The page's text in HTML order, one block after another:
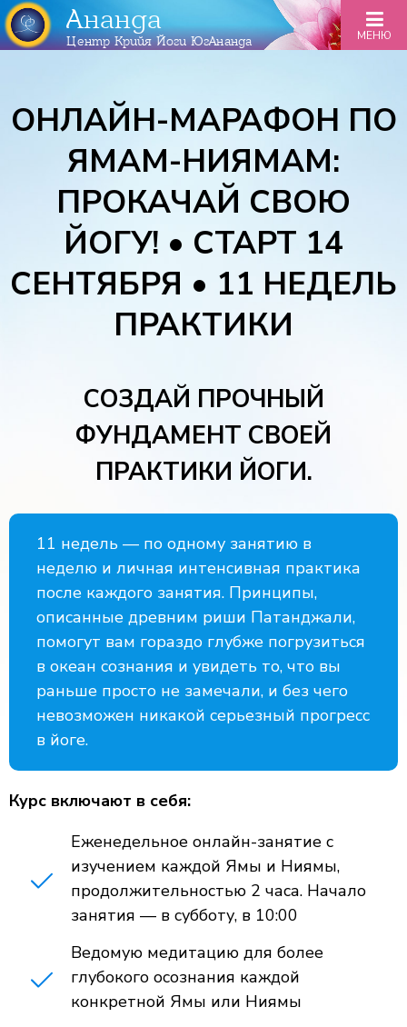
Ананда
Центр Крийя Йоги ЮгАнанда МЕНЮ
ОНЛАЙН-МАРАФОН ПО
ЯМАМ-НИЯМАМ:
ПРОКАЧАЙ СВОЮ
ЙОГУ! • СТАРТ 14
СЕНТЯБРЯ • 11 НЕДЕЛЬ
ПРАКТИКИ
СОЗДАЙ ПРОЧНЫЙ
ФУНДАМЕНТ СВОЕЙ
ПРАКТИКИ ЙОГИ.
11 недель — по одному занятию в
неделю и личная интенсивная практика
после каждого занятия. Принципы,
описанные древним риши Патанджали,
помогут вам гораздо глубже погрузиться
в океан сознания и увидеть то, что вы
раньше просто не замечали, и без чего
невозможен никакой серьезный прогресс
в йоге.
Курс включают в себя:
Еженедельное онлайн-занятие с
изучением каждой Ямы и Ниямы,
продолжительностью 2 часа. Начало
занятия — в субботу, в 10:00
Ведомую медитацию для более
глубокого осознания каждой
конкретной Ямы или Ниямы